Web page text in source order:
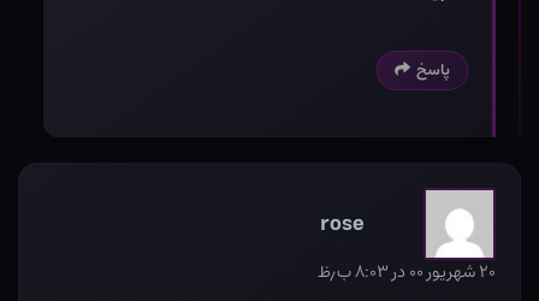
پاسخ
rose
۲۰ شهریور ۰۰ در ۸:۰۳ ب٫ظ